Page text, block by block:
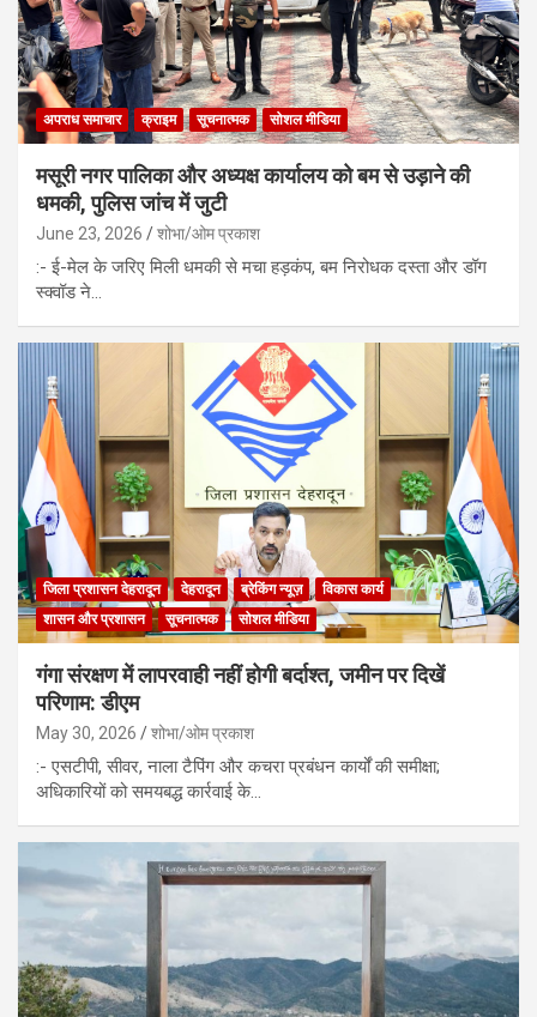
अपराध समाचार क्राइम सूचनात्मक सोशल मीडिया
मसूरी नगर पालिका और अध्यक्ष कार्यालय को बम से उड़ाने की
धमकी, पुलिस जांच में जुटी
June 23, 2026 शोभा/ओम प्रकाश
:- ई-मेल के जरिए मिली धमकी से मचा हड़कंप, बम निरोधक दस्ता और डॉग
स्क्वॉड ने…
जिला प्रशासन देहरादून देहरादून ब्रेकिंग न्यूज़
विकास कार्य
शासन और प्रशासन
सूचनात्मक सोशल मीडिया
गंगा संरक्षण में लापरवाही नहीं होगी बर्दाश्त, जमीन पर दिखें
परिणाम: डीएम
May 30, 2026 शोभा/ओम प्रकाश
:- एसटीपी, सीवर, नाला टैपिंग और कचरा प्रबंधन कार्यों की समीक्षा;
अधिकारियों को समयबद्ध कार्रवाई के…